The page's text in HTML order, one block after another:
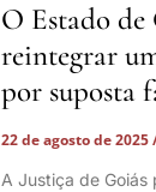
O Estado de
reintegrar
por suposta
22 de agosto de 2025
A Justiça de